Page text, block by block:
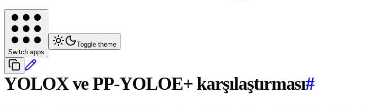
Switch apps
Toggle theme
YOLOX ve PP-YOLOE+ karşılaştırması#